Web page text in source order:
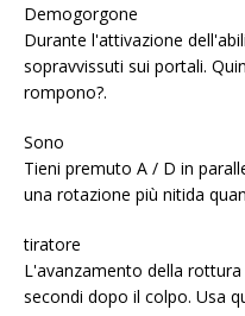
Demogorgone
Durante l'attivazione
sopravvissuti sui portali.
rompono?.
Sono
Tieni premuto A / D in
una rotazione più nitida
tiratore
L'avanzamento della
secondi dopo il colpo. Usa